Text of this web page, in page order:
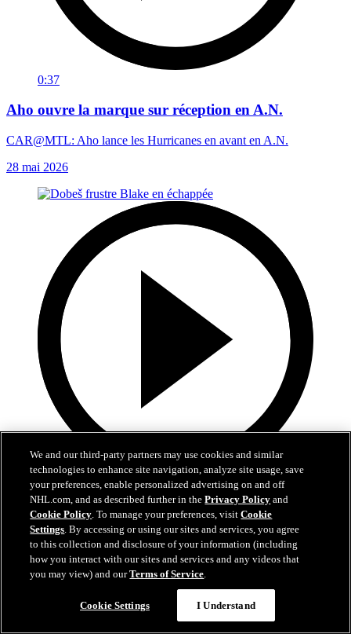
0:37
Aho ouvre la marque sur réception en A.N.
CAR@MTL: Aho lance les Hurricanes en avant en A.N.
28 mai 2026
0:31
Dobeš frustre Blake en échappée
CAR@MTL: Dobeš ferme la porte à Blake en 1re période
28 mai 2026
We and our third-party partners may use cookies and similar
technologies to enhance site navigation, analyze site usage, save
your preferences, enable personalized advertising on and off
NHL.com, and as described further in thePrivacy Policy and
Cookie Policy. To manage your preferences, visitCookie
Settings. By accessing or using our sites and services, you agree
to this collection and disclosure of your information (including
how you interact with our sites and services and any videos that
you may view) and ourTerms of Service.
Cookie Settings I Understand